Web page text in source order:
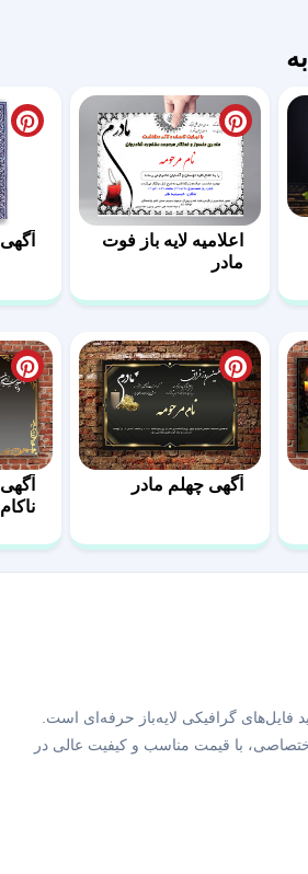
اعلامیه لایه باز فوت
مادر
آگهی چهلم مادر
ناکام
فایل‌های گرافیکی لایه‌باز حرفه‌ای است.
با قیمت مناسب و کیفیت عالی در